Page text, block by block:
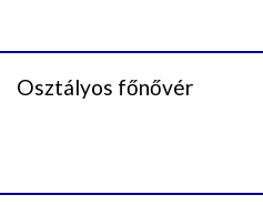
Osztályos főnővér